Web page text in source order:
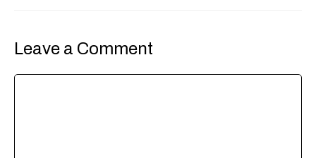
Leave a Comment
Comment